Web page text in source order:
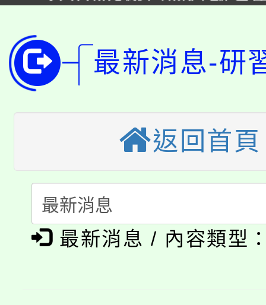
開!
115年桃園市運動會8/
田徑場及游泳池舉行。
桃園市低收入戶享有免
視費優惠，中低收入戶
半價優惠，詳情可洽有
者。
大園自造教育及科技中
份教師增能研習
大溪自造教育及科技
份教師研習
淨零綠生活教案入校路
會
115年食農教育專業人
程
「本色祭」8/29、30在
最新消息-研
返回首頁
最新消息 / 內容類型